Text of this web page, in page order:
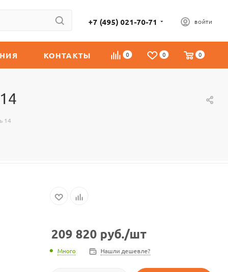
+7 (495) 021-70-71 ВОЙТИ
0 0 0
КОНТАКТЫ
14
209 820 руб./шт
Много Нашли дешевле?